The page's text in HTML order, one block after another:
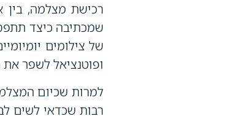
רכישת מצלמה, בין
שמכתיבה כיצד
של צילומים
ופוטנציאל לשפר
למרות שכיום
רבות שכדאי לשים